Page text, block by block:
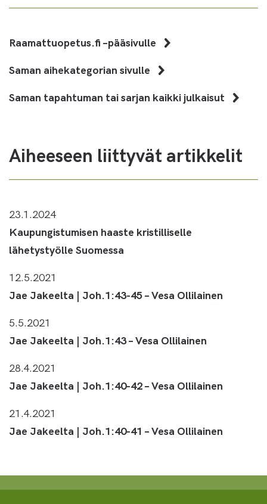
Raamattuopetus.fi –pääsivulle
Saman aihekategorian sivulle
Saman tapahtuman tai sarjan kaikki julkaisut
Aiheeseen liittyvät artikkelit
23.1.2024
Kaupungistumisen haaste kristilliselle
lähetystyölle Suomessa
12.5.2021
Jae Jakeelta | Joh.1:43-45 – Vesa Ollilainen
5.5.2021
Jae Jakeelta | Joh.1:43 – Vesa Ollilainen
28.4.2021
Jae Jakeelta | Joh.1:40-42 – Vesa Ollilainen
21.4.2021
Jae Jakeelta | Joh.1:40-41 – Vesa Ollilainen